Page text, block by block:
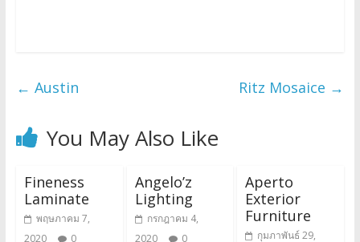
← Austin Ritz Mosaice →
You May Also Like
Fineness
Laminate
พฤษภาคม 7,
2020
0
Angelo’z
Lighting
กรกฎาคม 4,
2020
0
Aperto
Exterior
Furniture
กุมภาพันธ์ 29,